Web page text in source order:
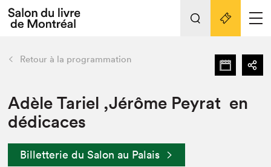
L'événement
Préparer sa visite au Salon
Actualités
retour Nos activités
Préparer sa visite
Salon au Palais
Liens pratiques
Retour à la programmation
Adèle Tariel ,Jérôme Peyrat en
dédicaces
Billetterie du Salon au Palais